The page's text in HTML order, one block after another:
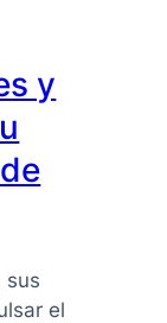
y
sus
el